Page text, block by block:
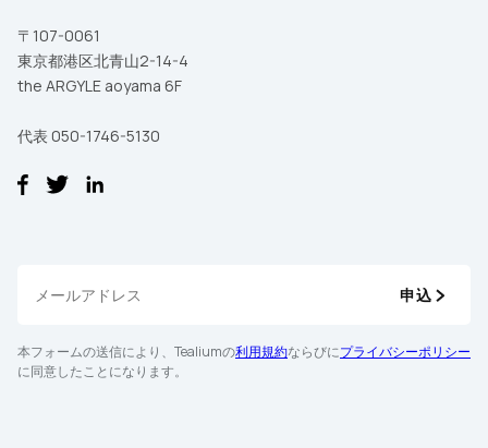
〒107-0061
東京都港区北青山2-14-4
the ARGYLE aoyama 6F
代表 050-1746-5130
申込
本フォームの送信により、Tealiumの利用規約ならびにプライバシーポリシー
に同意したことになります。